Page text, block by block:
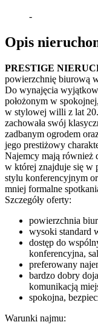
-
Opis
PRESTIGE
powierzchnię biurową
Do wynajęcia
położonym w
w stylowej willi z lat
zachowała swój
zadbanym ogrodem
jego prestiżowy
Najemcy mają również
w której znajduje się w
stylu konferencyjnym
mniej formalne
Szczegóły oferty:
powierzchnia
wysoki standard
dostęp do
konferencyjna,
preferowany
bardzo dobry
komunikacją
spokojna,
Warunki najmu: